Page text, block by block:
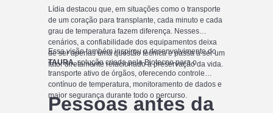
Lídia destacou que, em situações como o transporte
de um coração para transplante, cada minuto e cada
grau de temperatura fazem diferença. Nesses
cenários, a confiabilidade dos equipamentos deixa
de ser apenas uma questão técnica e passa a ser um
fator diretamente relacionado à preservação da vida.
Essa visão também inspirou o desenvolvimento do
TAURA, solução criada pela Biotecno para o
transporte ativo de órgãos, oferecendo controle
contínuo de temperatura, monitoramento de dados e
maior segurança durante todo o percurso.
Pessoas antes da